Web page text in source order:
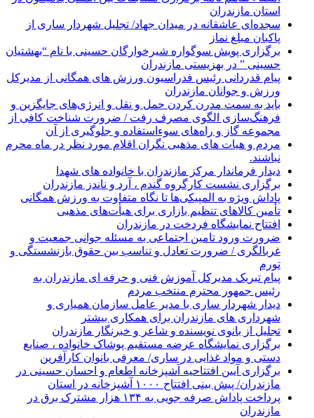
استان مازندران
سجده‌ای عاشقانه در میدان جهاد/ تجلیل شهردار ساری از
پاکبان مبلغ نماز
برگزاری پویش سوگواره شیرخوارگان حسینی با نام “بهشتیان
حسینی ” در بهزیستی مازندران
پیام قدردانی رئیس فدراسیون ورزش های همگانی از مدیرکل
ورزش و جوانان مازندران
باید به سمت مدرن کردن حمل و نقل و انرژی‌های جایگزین و
فرهنگ‌سازی الگوی مصرف رفت / ضرورت شناخت کافی از
مجموعه گاز و راه‌های سوءاستفاده و جلوگیری از آن
مردم و هیات های مذهبی نگران اقلام مورد نظر در ماه محرم
نباشند.
دیدار فرماندار مرکز مازندران با خانواده های شهدا
برگزاری نشست کارگروه گندم ، آرد و ناندز مازندران
پاداش ویژه به المپیکی‌ها تا نگاه متفاوت به ورزش همگانی
تأمین کالاهای تنظیم بازاری برای هیأت‌های مذهبی
افتتاح نمایشگاه فردخت در مازندران
ضرورت ورود تامین اجتماعی به مسئله جوانی جمعیت و
غربالگری / ضرورت تعادل و تناسب بین حقوق بازنشستگی و
تورم
پیام تبریک مدیرکل آموزش فنی و حرفه ای مازندران به
رئیس جمهور محترم منتخب مردم
دیدار شهردار ساری با مدیر عامل سازمان همیاری و
شهرداری های مازندران برای همکاری بیشتر
تجلیل از بانوی نویسنده و شاعر و خبرنگار مازندران
برگزاری نمایشگاه عرضه مستقیم پوشاک خانواده ، صنایع
دستی و مواد غذایی در ساری/ معرفی بانوان کارآفرین
برگزاری آیین افتتاحیه آشپزخانه اطعام و احسان حسینی در
مازندران/ پیش بینی افتتاح ۱۰۰۰ آشپزخانه در استان
پرداخت پاداش صرفه جویی به ۱۳۴ هزار مشترک برق در
مازندران